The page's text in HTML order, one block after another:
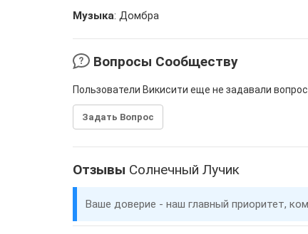
Музыка: Домбра
Вопросы Сообществу
Пользователи Викисити еще не задавали
Задать Вопрос
Отзывы Солнечный Лучик
Ваше доверие - наш главный приоритет,